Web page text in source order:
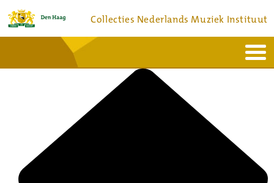
Collecties Nederlands Muziek Instituut
Bronnen en collecties